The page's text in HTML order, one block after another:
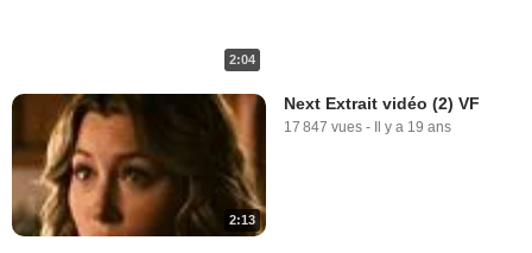
2:04
2:13
Next Extrait vidéo (2) VF
17 847 vues - Il y a 19 ans